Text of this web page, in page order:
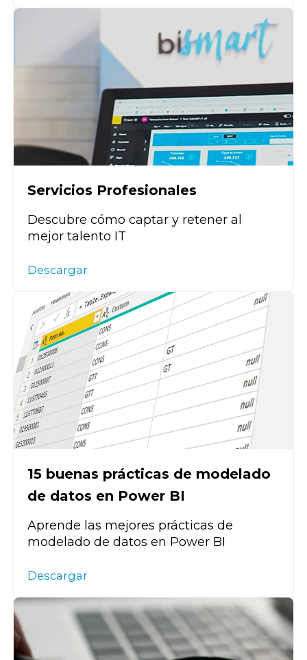
Servicios Profesionales
Descubre cómo captar y retener al
mejor talento IT
Descargar
15 buenas prácticas de modelado
de datos en Power BI
Aprende las mejores prácticas de
modelado de datos en Power BI
Descargar